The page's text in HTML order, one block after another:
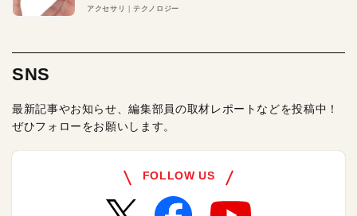
アクセサリ テクノロジー
SNS
最新記事やお知らせ、編集部員の取材レポートなどを投稿中！
ぜひフォローをお願いします。
FOLLOW US